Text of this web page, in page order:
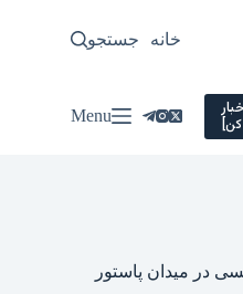
خانه سیاسی
جستجو
Menu
در میدان پاستور